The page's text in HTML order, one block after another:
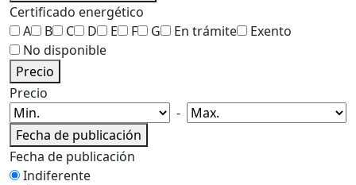
Certificado energético
A
B C D E F G En trámite
Exento
No disponible
Precio
Precio
-
Fecha de publicación
Fecha de publicación
Indiferente